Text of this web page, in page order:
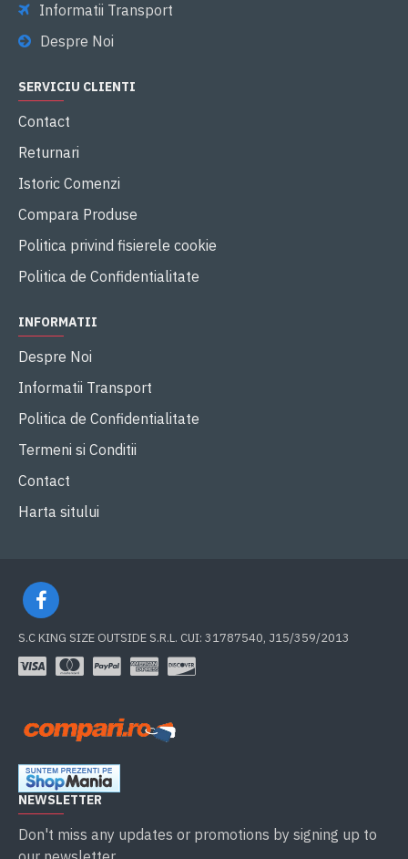
Informatii Transport
Despre Noi
SERVICIU CLIENTI
Contact
Returnari
Istoric Comenzi
Compara Produse
Politica privind fisierele cookie
Politica de Confidentialitate
INFORMATII
Despre Noi
Informatii Transport
Politica de Confidentialitate
Termeni si Conditii
Contact
Harta sitului
S.C KING SIZE OUTSIDE S.R.L. CUI: 31787540, J15/359/2013
NEWSLETTER
Don't miss any updates or promotions by signing up to